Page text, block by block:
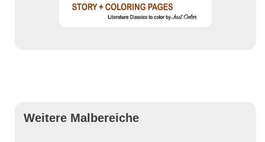
Weitere Malbereiche